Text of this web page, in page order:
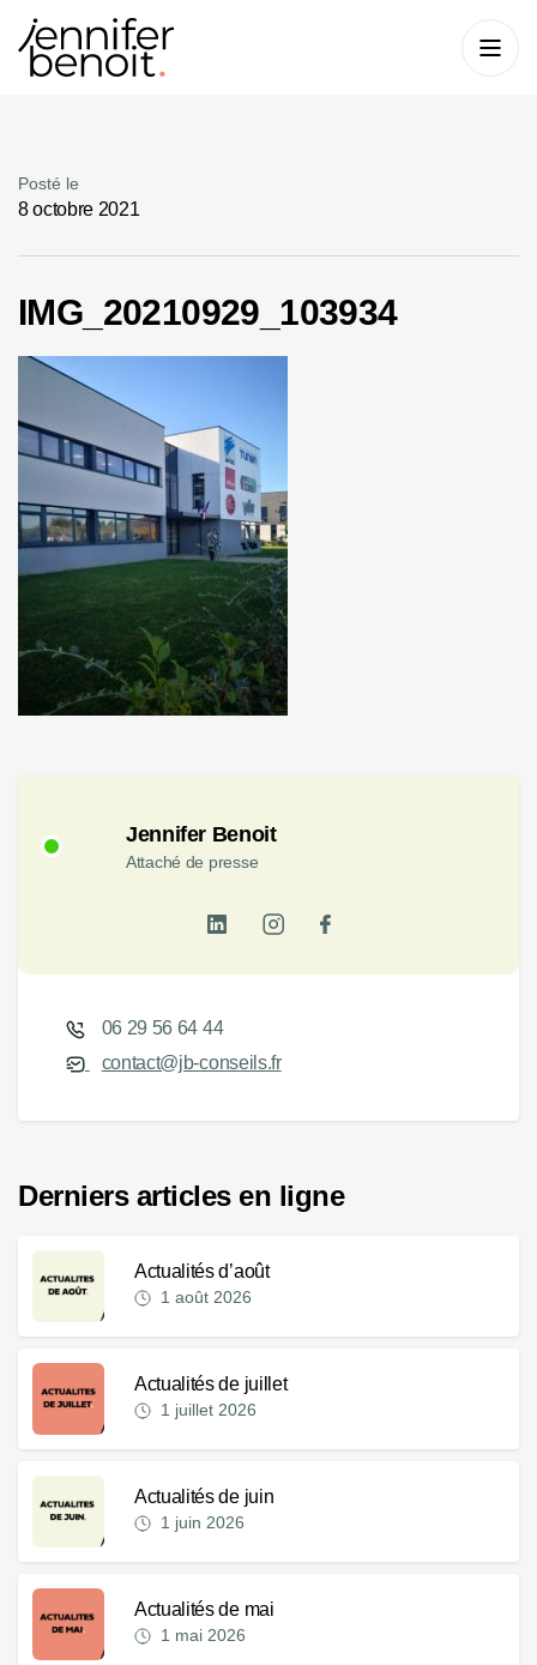
Posté le
8 octobre 2021
IMG_20210929_103934
Jennifer Benoit
Attaché de presse
06 29 56 64 44
contact@jb-conseils.fr
Derniers articles en ligne
Actualités d’août
1 août 2026
Actualités de juillet
1 juillet 2026
Actualités de juin
1 juin 2026
Actualités de mai
1 mai 2026